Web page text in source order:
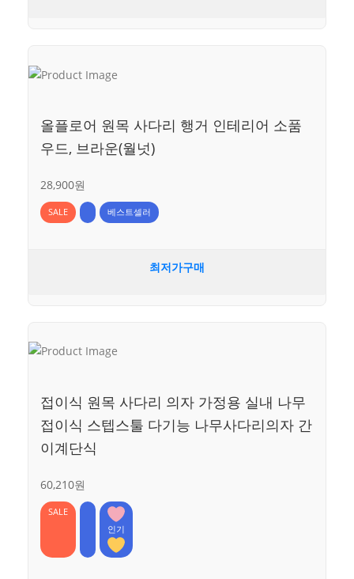
올플로어 원목 사다리 행거 인테리어 소품
우드, 브라운(월넛)
28,900원
SALE 베스트셀러
최저가구매
접이식 원목 사다리 의자 가정용 실내 나무
접이식 스텝스툴 다기능 나무사다리의자 간
이계단식
60,210원
SALE
인기